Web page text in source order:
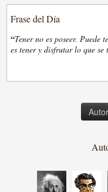
Frase del Día
“Tener no es poseer. Puede
es tener y disfrutar lo que se